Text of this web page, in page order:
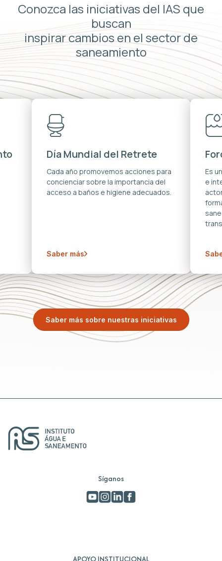
Conozca las iniciativas del IAS que
buscan
inspirar cambios en el sector de
saneamiento
Día Mundial del Retrete
Cada año promovemos acciones para
concienciar sobre la importancia del
acceso a baños e higiene adecuados.
Saber más
Es
e
Saber más sobre nuestras iniciativas
Síganos
APOYO INSTITUCIONAL